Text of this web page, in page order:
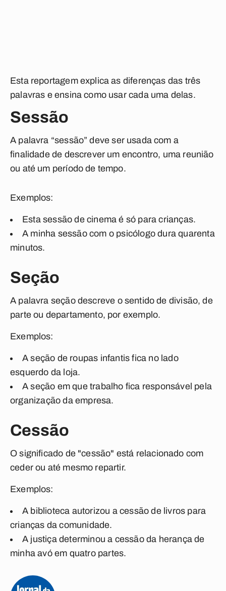
Esta reportagem explica as diferenças das três
palavras e ensina como usar cada uma delas.
Sessão
A palavra “sessão” deve ser usada com a
finalidade de descrever um encontro, uma reunião
ou até um período de tempo.
Exemplos:
Esta sessão de cinema é só para crianças.
A minha sessãocom o psicólogo dura quarenta
minutos.
Seção
A palavra seçãodescreve o sentido de divisão, de
parte ou departamento, por exemplo.
Exemplos:
Aseção de roupas infantis fica no lado
esquerdo da loja.
Aseção em que trabalho fica responsável pela
organização da empresa.
Cessão
O significado de "cessão" está relacionado com
ceder ou até mesmo repartir.
Exemplos:
A biblioteca autorizou acessão de livros para
crianças da comunidade.
A justiça determinou a cessãoda herança de
minha avó em quatro partes.